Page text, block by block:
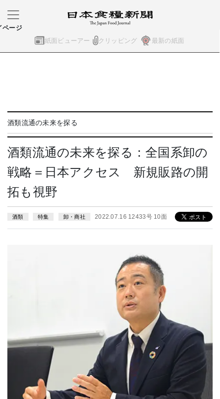
紙面ビューアー クリッピング 最新の紙面
ページ
酒類流通の未来を探る
酒類流通の未来を探る：全国系卸の
戦略＝日本アクセス 新規販路の開
拓も視野
酒類 特集 卸・商社 2022.07.16 12433号 10面